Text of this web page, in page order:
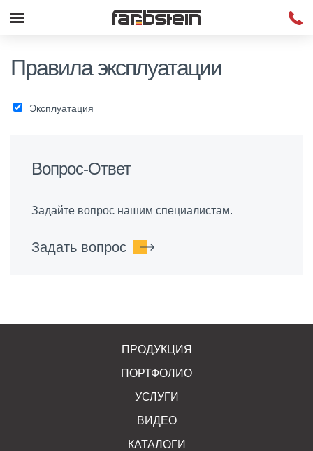
Правила эксплуатации
Эксплуатация
Вопрос-Ответ
Задайте вопрос нашим специалистам.
Задать вопрос
ПРОДУКЦИЯ
ПОРТФОЛИО
УСЛУГИ
ВИДЕО
КАТАЛОГИ